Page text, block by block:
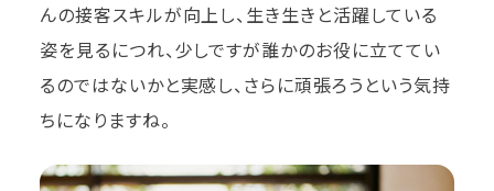
んの接客スキルが向上し、生き生きと活躍している
姿を見るにつれ、少しですが誰かのお役に立ててい
るのではないかと実感し、さらに頑張ろうという気持
ちになりますね。